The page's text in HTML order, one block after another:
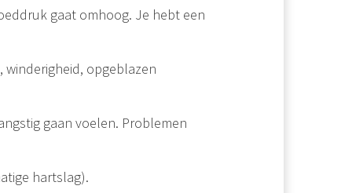
gaat omhoog. Je hebt een
winderigheid, opgeblazen
gaan voelen. Problemen
hartslag).